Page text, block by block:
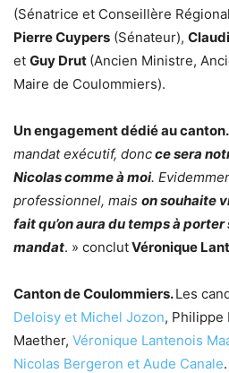
(Sénatrice et Conseillère
Pierre Cuypers (Sénateur),
et Guy Drut (Ancien Ministre,
Maire de Coulommiers).
Un engagement dédié au canton.
mandat exécutif, doncce sera
Nicolas comme à moi.
professionnel, mais on souhaite
fait qu’on aura du temps à
mandat. » conclutVéronique
Canton de Coulommiers.Les
Deloisy et Michel Jozon, Philippe
Maether, Véronique Lantenois
Nicolas Bergeron et Aude Canale.